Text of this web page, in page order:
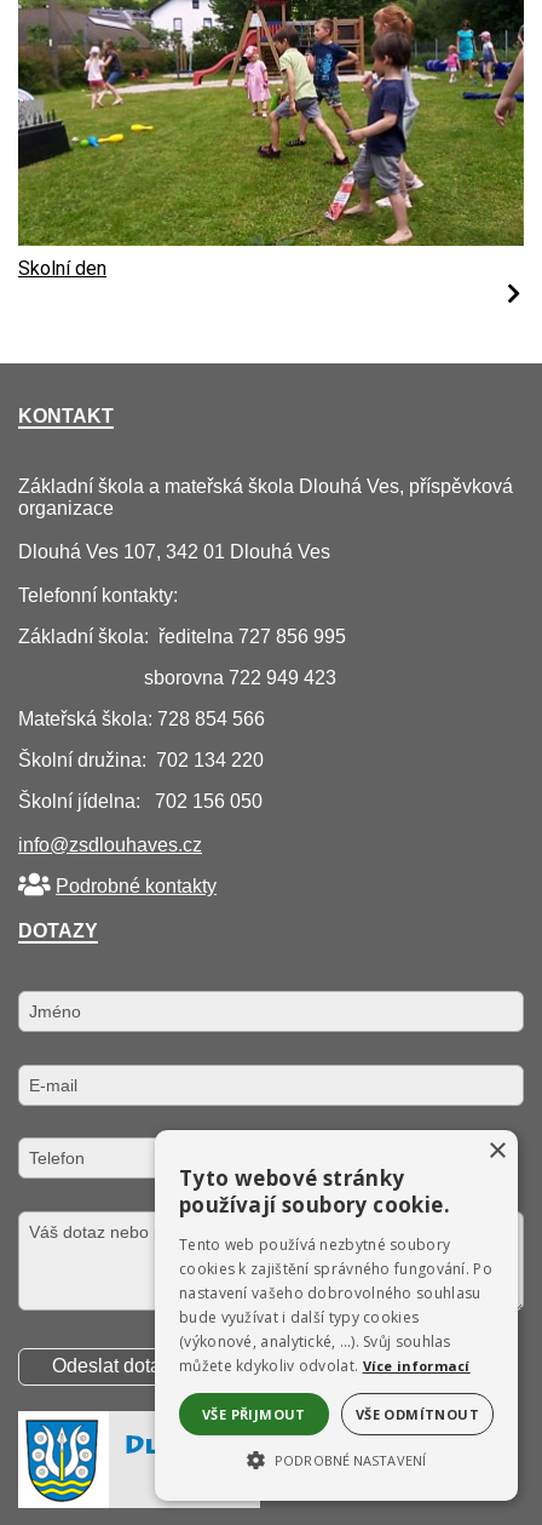
Skolní den
KONTAKT
Základní škola a mateřská škola Dlouhá Ves, příspěvková
organizace
Dlouhá Ves 107, 342 01 Dlouhá Ves
Telefonní kontakty:
Základní škola: ředitelna 727 856 995
sborovna 722 949 423
Mateřská škola: 728 854 566
Školní družina: 702 134 220
Školní jídelna: 702 156 050
info@zsdlouhaves.cz
Podrobné kontakty
DOTAZY
×
Tyto webové stránky
používají soubory cookie.
Tento web používá nezbytné soubory
cookies k zajištění správného fungování. Po
nastavení vašeho dobrovolného souhlasu
bude využívat i další typy cookies
(výkonové, analytické, …). Svůj souhlas
můžete kdykoliv odvolat. Více informací
VŠE PŘIJMOUT VŠE ODMÍTNOUT
PODROBNÉ NASTAVENÍ
NEZBYTNĚ NUTNÉ SOUBORY